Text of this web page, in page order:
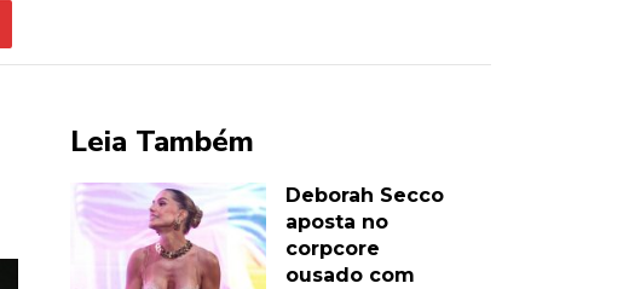
Leia Também
Deborah Secco
aposta no
corpcore
ousado com